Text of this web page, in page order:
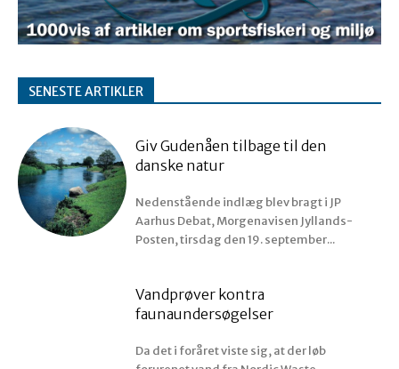
SENESTE ARTIKLER
Giv Gudenåen tilbage til den
danske natur
Nedenstående indlæg blev bragt i JP
Aarhus Debat, Morgenavisen Jyllands-
Posten, tirsdag den 19. september...
Vandprøver kontra
faunaundersøgelser
Da det i foråret viste sig, at der løb